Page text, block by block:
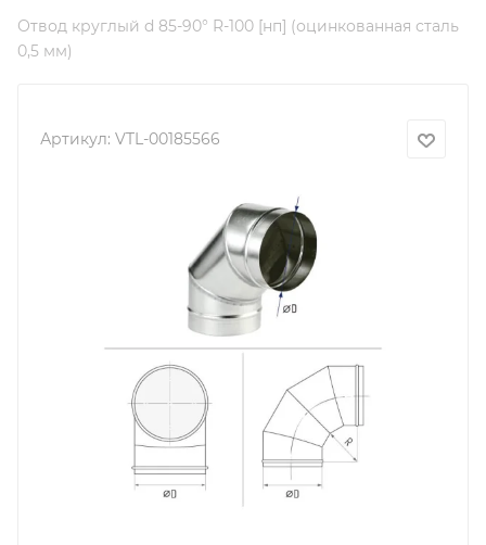
Отвод круглый d 85-90° R-100 [нп] (оцинкованная сталь
0,5 мм)
Артикул: VTL-00185566